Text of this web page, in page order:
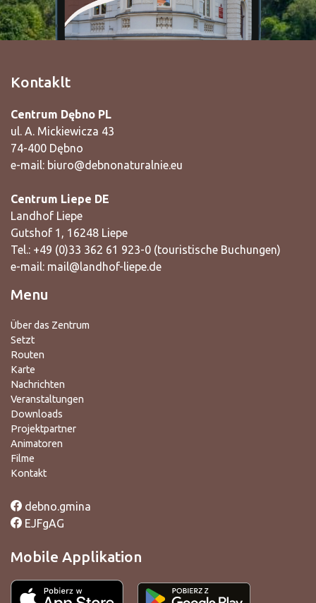
Kontaklt
Centrum Dębno PL
ul. A. Mickiewicza 43
74-400 Dębno
e-mail: biuro@debnonaturalnie.eu
Centrum Liepe DE
Landhof Liepe
Gutshof 1, 16248 Liepe
Tel.: +49 (0)33 362 61 923-0 (touristische Buchungen)
e-mail: mail@landhof-liepe.de
Menu
Über das Zentrum
Setzt
Routen
Karte
Nachrichten
Veranstaltungen
Downloads
Projektpartner
Animatoren
Filme
Kontakt
debno.gmina
EJFgAG
Mobile Applikation